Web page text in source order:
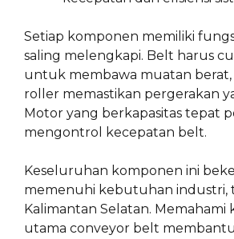
Setiap komponen memiliki
saling melengkapi. Belt harus
untuk membawa muatan berat,
roller memastikan pergerakan
Motor yang berkapasitas tepat
mengontrol kecepatan belt.
Keseluruhan komponen ini
memenuhi kebutuhan industri,
Kalimantan Selatan. Memahami
utama conveyor belt